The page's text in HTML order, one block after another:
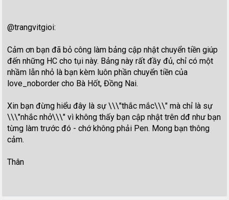
@trangvitgioi:
Cảm ơn bạn đã bỏ công làm bảng cập nhật chuyển tiền giúp
đến những HC cho tụi này. Bảng này rất đầy đủ, chỉ có một
nhầm lẫn nhỏ là bạn kèm luôn phần chuyển tiền của
love_noborder cho Bà Hốt, Đồng Nai.
Xin bạn đừng hiểu đây là sự \\\"thắc mắc\\\" mà chỉ là sự
\\\"nhắc nhở\\\" vì không thấy bạn cập nhật trên dđ như bạn
từng làm trước đó - chớ không phải Pen. Mong bạn thông
cảm.
Thân